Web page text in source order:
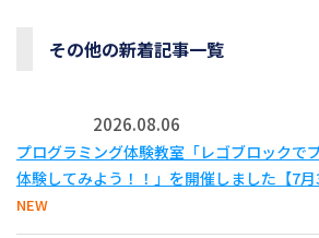
その他の新着記事一覧
2026.08.06
プログラミング体験教室「レゴブロックで
体験してみよう！！」を開催しました【7月
NEW